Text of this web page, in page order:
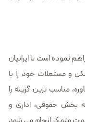
نموده است تا ایرانیان
و مستعلات خود را با
مناسب ترین گزینه را
بخش حقوقی، اداری و